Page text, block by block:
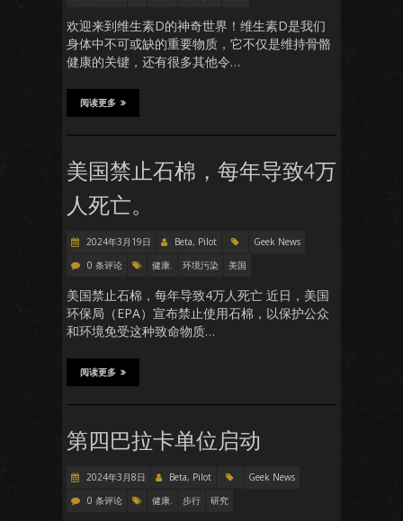
欢迎来到维生素D的神奇世界！维生素D是我们
身体中不可或缺的重要物质，它不仅是维持骨骼
健康的关键，还有很多其他令…
阅读更多
美国禁止石棉，每年导致4万
人死亡。
2024年3月19日 Beta, Pilot
Geek News
0 条评论
健康. 环境污染 美国
美国禁止石棉，每年导致4万人死亡 近日，美国
环保局（EPA）宣布禁止使用石棉，以保护公众
和环境免受这种致命物质…
阅读更多
第四巴拉卡单位启动
2024年3月8日 Beta, Pilot
Geek News
0 条评论
健康. 步行 研究